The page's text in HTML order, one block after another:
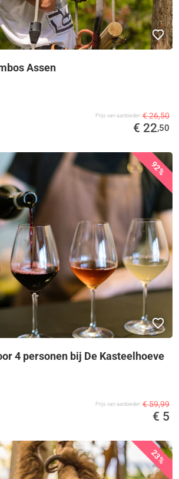
Assen
Prijs van aanbieder € 26,50
€ 22,50
92%
4 personen bij De Kasteelhoeve
Prijs van aanbieder € 59,99
€ 5
23%